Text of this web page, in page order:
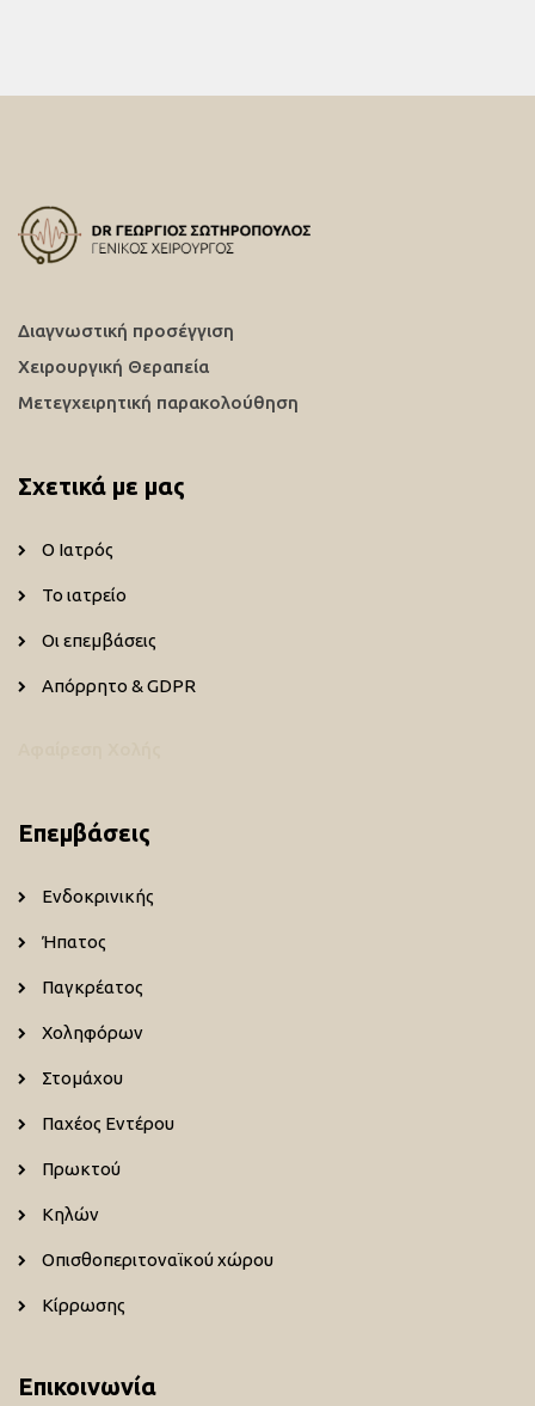
Διαγνωστική προσέγγιση
Χειρουργική Θεραπεία
Μετεγχειρητική παρακολούθηση
Σχετικά με μας
Ο Ιατρός
Το ιατρείο
Οι επεμβάσεις
Απόρρητο & GDPR
Επεμβάσεις
Ενδοκρινικής
Ήπατος
Παγκρέατος
Χοληφόρων
Στομάχου
Παχέος Εντέρου
Πρωκτού
Κηλών
Οπισθοπεριτοναϊκού χώρου
Κίρρωσης
Επικοινωνία